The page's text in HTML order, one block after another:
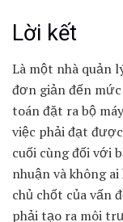
Lời kết
Là một nhà quản
đơn giản đến
toán đặt ra bộ
việc phải đạt
cuối cùng đối với
nhuận và không
chủ chốt của vấn
phải tạo ra môi